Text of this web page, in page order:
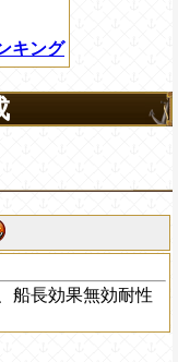
キング
船長効果無効耐性